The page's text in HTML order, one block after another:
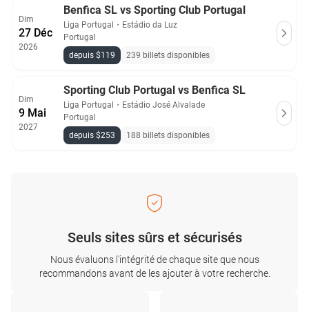
Dim
27 Déc
2026
Benfica SL vs Sporting Club Portugal
Liga Portugal ・ Estádio da Luz
Portugal
depuis $119
239 billets disponibles
Dim
9 Mai
2027
Sporting Club Portugal vs Benfica SL
Liga Portugal ・ Estádio José Alvalade
Portugal
depuis $253
188 billets disponibles
Seuls sites sûrs et sécurisés
Nous évaluons l'intégrité de chaque site que nous
recommandons avant de les ajouter à votre recherche.